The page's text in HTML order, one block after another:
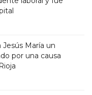
Jesús María un
por una causa